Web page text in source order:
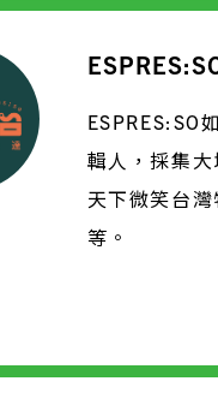
ESPRES:SO
輯人，採集
天下微笑台
等。